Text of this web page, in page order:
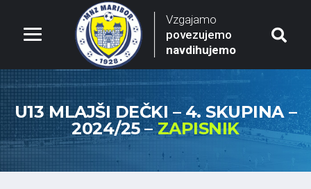
Vzgajamo
povezujemo
navdihujemo
U13 MLAJŠI DEČKI – 4. SKUPINA –
2024/25 –ZAPISNIK